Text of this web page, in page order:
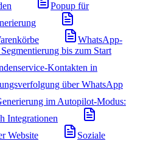
Popup für
WhatsApp-
bis zum Start
Kontakten in
über WhatsApp
im Autopilot-Modus:
Integrationen
Website
Soziale